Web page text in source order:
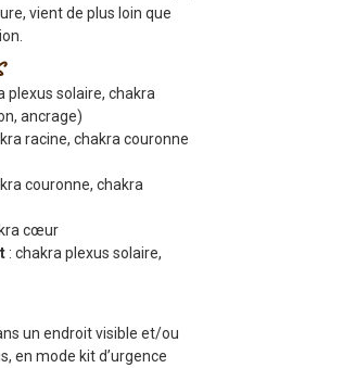
vient de plus loin que
plexus solaire, chakra
ancrage)
racine, chakra couronne
couronne, chakra
cœur
: chakra plexus solaire,
un endroit visible et/ou
en mode kit d’urgence